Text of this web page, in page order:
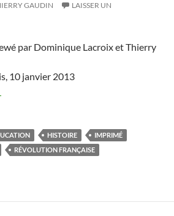
GAUDIN
LAISSER UN
par Dominique Lacroix et Thierry
10 janvier 2013
HISTOIRE
IMPRIMÉ
RÉVOLUTION FRANÇAISE